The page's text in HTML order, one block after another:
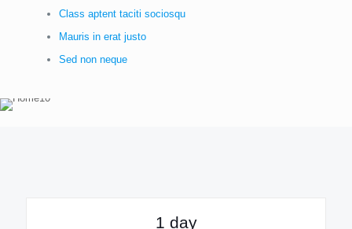
Class aptent taciti sociosqu
Mauris in erat justo
Sed non neque
1 day